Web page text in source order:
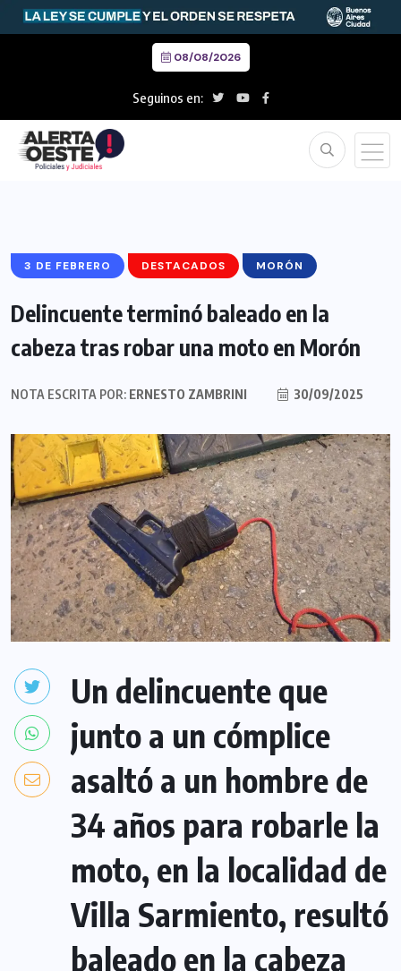
08/08/2026
Seguinos en:
3 DE FEBRERO DESTACADOS MORÓN
Delincuente terminó baleado en la
cabeza tras robar una moto en Morón
NOTA ESCRITA POR: ERNESTO ZAMBRINI 30/09/2025
Un delincuente que
junto a un cómplice
asaltó a un hombre de
34 años para robarle la
moto, en la localidad de
Villa Sarmiento, resultó
baleado en la cabeza